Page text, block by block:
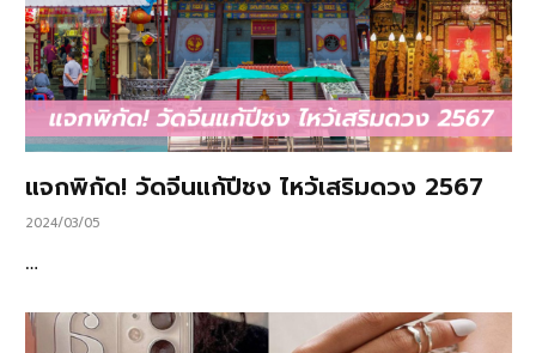
แจกพิกัด! วัดจีนแก้ปีชง ไหว้เสริมดวง 2567
2024/03/05
…